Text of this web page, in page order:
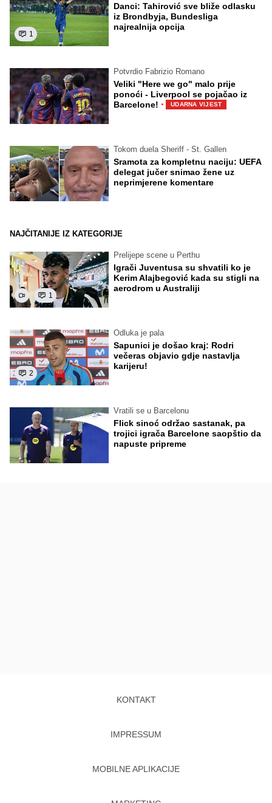
1
Danci: Tahirović sve bliže odlasku
iz Brondbyja, Bundesliga
najrealnija opcija
Potvrdio Fabrizio Romano
Veliki "Here we go" malo prije
ponoći - Liverpool se pojačao iz
Barcelone! · UDARNA VIJEST
Tokom duela Sheriff - St. Gallen
Sramota za kompletnu naciju: UEFA
delegat jučer snimao žene uz
neprimjerene komentare
NAJČITANIJE IZ KATEGORIJE
1
Prelijepe scene u Perthu
Igrači Juventusa su shvatili ko je
Kerim Alajbegović kada su stigli na
aerodrom u Australiji
2
Odluka je pala
Sapunici je došao kraj: Rodri
večeras objavio gdje nastavlja
karijeru!
Vratili se u Barcelonu
Flick sinoć održao sastanak, pa
trojici igrača Barcelone saopštio da
napuste pripreme
KONTAKT
IMPRESSUM
MOBILNE APLIKACIJE